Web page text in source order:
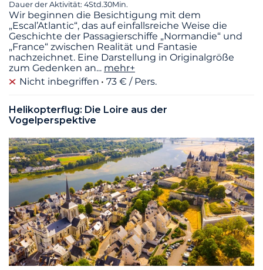
Dauer der Aktivität: 4Std.30Min.
Wir beginnen die Besichtigung mit dem
„Escal’Atlantic“, das auf einfallsreiche Weise die
Geschichte der Passagierschiffe „Normandie“ und
„France“ zwischen Realität und Fantasie
nachzeichnet. Eine Darstellung in Originalgröße
zum Gedenken an... mehr+
Nicht inbegriffen
73 € / Pers.
Helikopterflug: Die Loire aus der
Vogelperspektive